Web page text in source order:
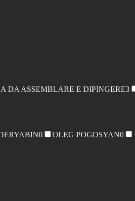
DA ASSEMBLARE E DIPINGERE3
0 OLEG POGOSYAN0